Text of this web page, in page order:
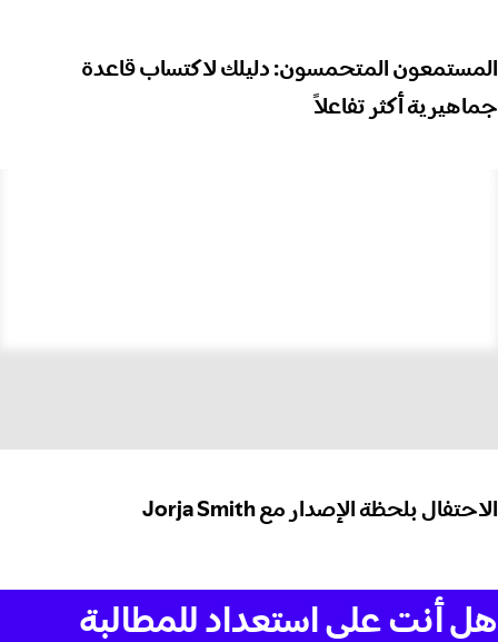
المستمعون المتحمسون: دليلك لاكتساب قاعدة
جماهيرية أكثر تفاعلاً
الاحتفال بلحظة الإصدار مع Jorja Smith
هل أنت على استعداد للمطالبة